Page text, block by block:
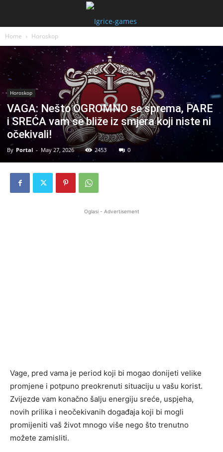
Home Horoskop
Horoskop
VAGA: Nešto OGROMNO se sprema, PARE
i SREĆA vam se bliže iz smjera koji niste ni
očekivali!
By Portal - May 27, 2026 2453 0
Oglasi - Advertisement
Vage, pred vama je period koji bi mogao donijeti velike
promjene i potpuno preokrenuti situaciju u vašu korist.
Zvijezde vam konačno šalju energiju sreće, uspjeha,
novih prilika i neočekivanih događaja koji bi mogli
promijeniti vaš život mnogo više nego što trenutno
možete zamisliti.